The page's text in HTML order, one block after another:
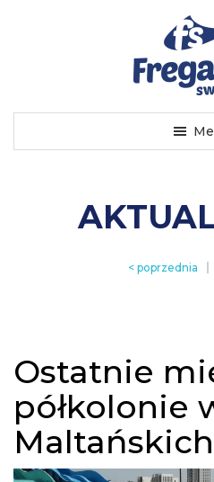
< poprzednia
Ostatnie
półkolonie